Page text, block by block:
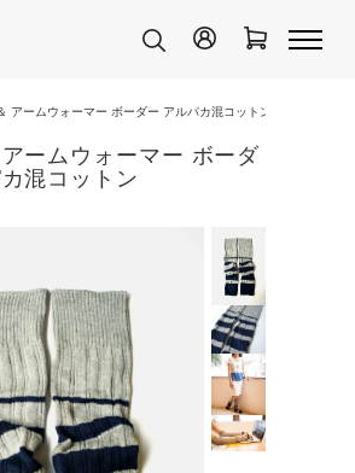
アームウォーマー ボーダー アルパカ混コットン
ームウォーマー ボーダ
混コットン